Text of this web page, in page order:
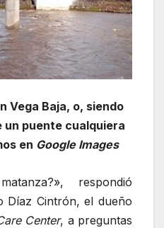
Vega Baja, o, siendo
puente cualquiera
en Google Images
respondió
Díaz Cintrón, el dueño
Center, a preguntas